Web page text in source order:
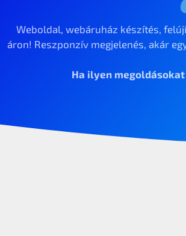
Weboldal, webáruház készítés,
áron! Reszponzív megjelenés, akár
Ha ilyen